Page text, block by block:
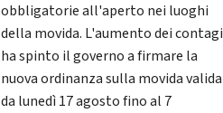
obbligatorie all'aperto nei luoghi
della movida. L'aumento dei contagi
ha spinto il governo a firmare la
nuova ordinanza sulla movida valida
da lunedì 17 agosto fino al 7